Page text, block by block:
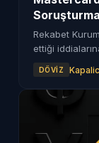
Rekabet
ettiği
DÖVIZ